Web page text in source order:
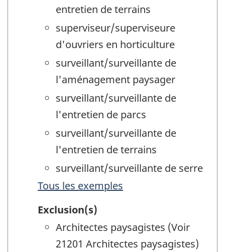
entretien de terrains
superviseur/superviseure
d'ouvriers en horticulture
surveillant/surveillante de
l'aménagement paysager
surveillant/surveillante de
l'entretien de parcs
surveillant/surveillante de
l'entretien de terrains
surveillant/surveillante de serre
Tous les exemples
Exclusion(s)
Architectes paysagistes (Voir
21201 Architectes paysagistes)